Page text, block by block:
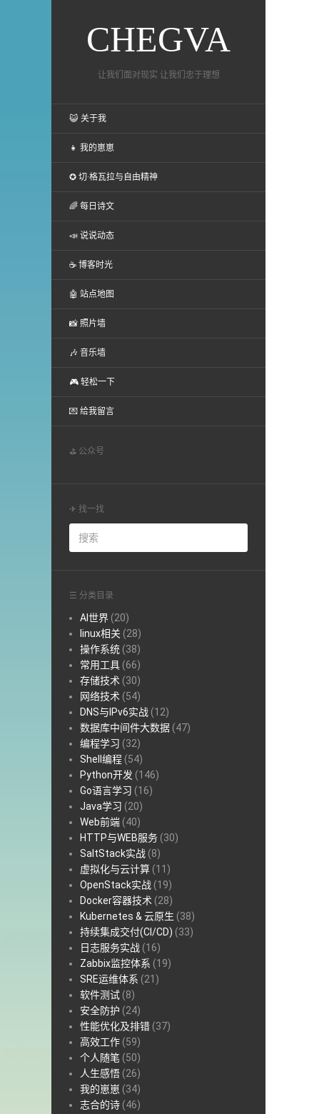
CHEGVA
让我们面对现实 让我们忠于理想
😺 关于我
👧 我的崽崽
✪ 切·格瓦拉与自由精神
🌈 每日诗文
📣 说说动态
☕ 博客时光
🤖 站点地图
📸 照片墙
🎶 音乐墙
🎮 轻松一下
💌 给我留言
⛳ 公众号
✈ 找一找
☰ 分类目录
AI世界 (20)
linux相关 (28)
操作系统 (38)
常用工具 (66)
存储技术 (30)
网络技术 (54)
DNS与IPv6实战 (12)
数据库中间件大数据 (47)
编程学习 (32)
Shell编程 (54)
Python开发 (146)
Go语言学习 (16)
Java学习 (20)
Web前端 (40)
HTTP与WEB服务 (30)
SaltStack实战 (8)
虚拟化与云计算 (11)
OpenStack实战 (19)
Docker容器技术 (28)
Kubernetes & 云原生 (38)
持续集成交付(CI/CD) (33)
日志服务实战 (16)
Zabbix监控体系 (19)
SRE运维体系 (21)
软件测试 (8)
安全防护 (24)
性能优化及排错 (37)
高效工作 (59)
个人随笔 (50)
人生感悟 (26)
我的崽崽 (34)
志合的诗 (46)